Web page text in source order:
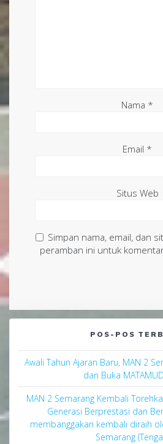
Nama *
Email *
Situs Web
Simpan nama, email, dan
peramban ini untuk
POS-POS
Awali Tahun Ajaran Baru, MAN 2
dan Buka
MAN 2 Semarang Kembali
Generasi Berprestasi dan
membanggakan kembali diraih
Semarang